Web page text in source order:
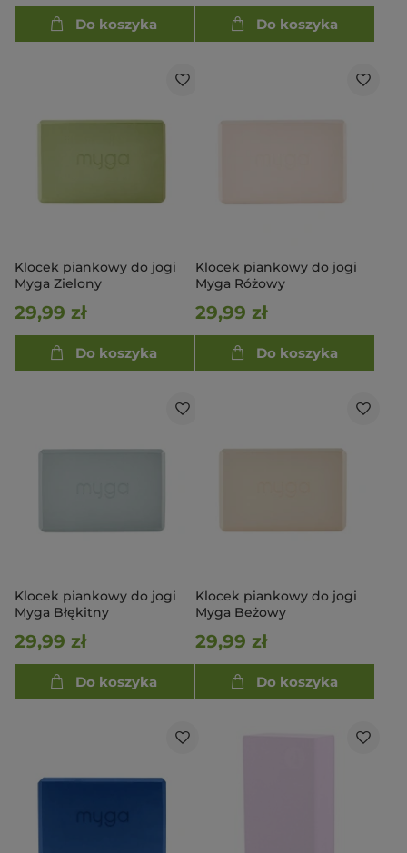
Do koszyka Do koszyka
Klocek piankowy do jogi
Myga Zielony
29,99 zł
Do koszyka
Klocek piankowy do jogi
Myga Różowy
29,99 zł
Do koszyka
Klocek piankowy do jogi
Myga Błękitny
29,99 zł
Do koszyka
Klocek piankowy do jogi
Myga Beżowy
29,99 zł
Do koszyka